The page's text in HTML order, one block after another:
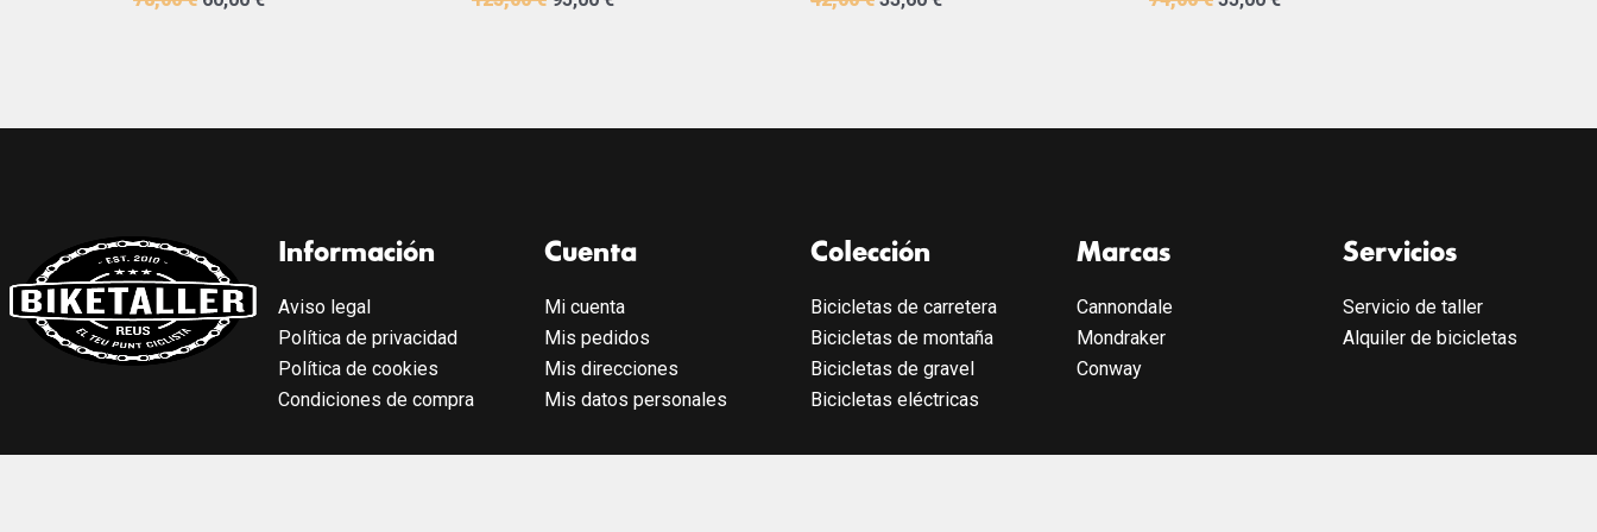
Información
Aviso legal
Política de privacidad
Política de cookies
Condiciones de compra
Cuenta
Mi cuenta
Mis pedidos
Mis direcciones
Mis datos personales
Colección
Bicicletas de carretera
Bicicletas de montaña
Bicicletas de gravel
Bicicletas eléctricas
Marcas
Cannondale
Mondraker
Conway
Servicios
Servicio de taller
Alquiler de bicicletas